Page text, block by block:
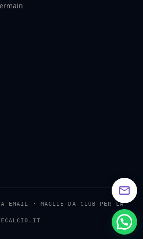
EMAIL · MAGLIE DA CLUB PER LA